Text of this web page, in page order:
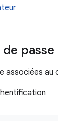
associées